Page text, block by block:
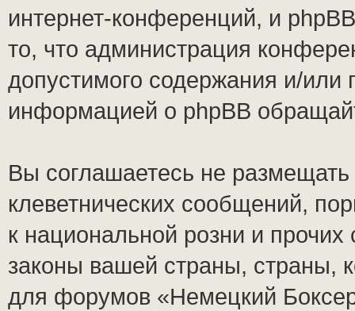
интернет-конференций, и
то, что администрация
допустимого содержания и/или
информацией о phpBB
Вы соглашаетесь не
клеветнических сообщений,
к национальной розни и
законы вашей страны, страны,
для форумов «Немецкий